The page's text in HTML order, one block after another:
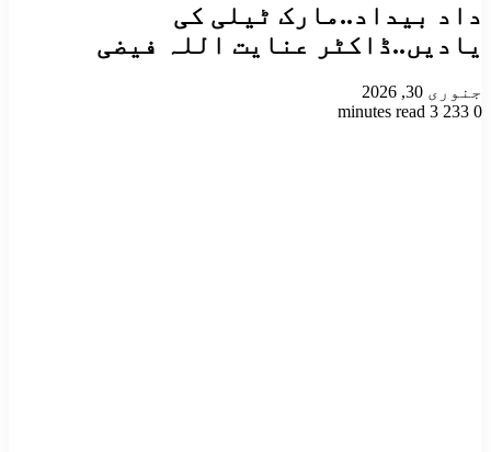
داد بیداد..مارک ٹیلی کی
یادیں..ڈاکٹر عنایت اللہ فیضی
جنوری 30, 2026
0
3 minutes read